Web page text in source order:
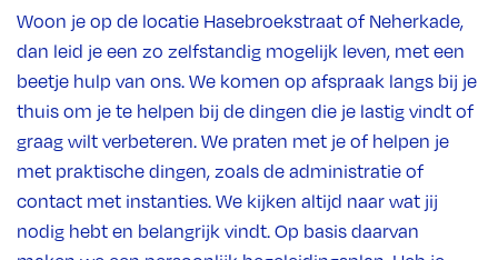
Woon je op de locatie Hasebroekstraat of Neherkade,
dan leid je een zo zelfstandig mogelijk leven, met een
beetje hulp van ons. We komen op afspraak langs bij je
thuis om je te helpen bij de dingen die je lastig vindt of
graag wilt verbeteren. We praten met je of helpen je
met praktische dingen, zoals de administratie of
contact met instanties. We kijken altijd naar wat jij
nodig hebt en belangrijk vindt. Op basis daarvan